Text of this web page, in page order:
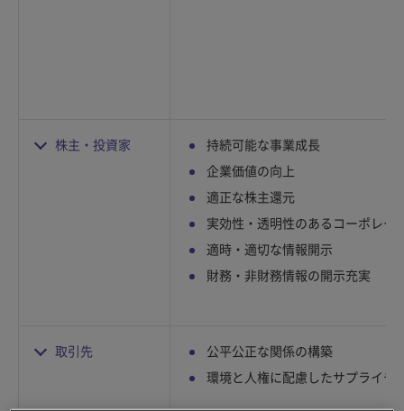
株主・投資家
持続可能な事業成長
企業価値の向上
適正な株主還元
実効性・透明性のあるコーポレー
適時・適切な情報開示
財務・非財務情報の開示充実
取引先
公平公正な関係の構築
環境と人権に配慮したサプライチ